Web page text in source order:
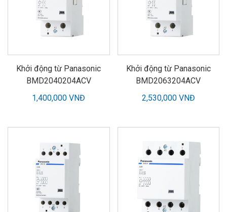
Khởi động từ Panasonic
BMD2040204ACV
1,400,000 VNĐ
Khởi động từ Panasonic
BMD2063204ACV
2,530,000 VNĐ